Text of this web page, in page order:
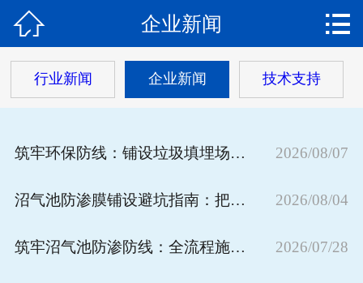
关于我们
产品中心
 企业新闻 
行业新闻 企业新闻 技术支持
筑牢环保防线：铺设垃圾填埋场防渗膜的五大核心注意事项 2026/08/07
沼气池防渗膜铺设避坑指南：把控这些核心细节，杜绝渗漏隐患 2026/08/04
筑牢沼气池防渗防线：全流程施工质量管控的核心策略 2026/07/28